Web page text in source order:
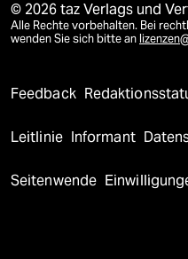
© 2026 taz Verlags und
Alle Rechte vorbehalten. Bei
wenden Sie sich bitte an
Feedback
Leitlinie Informant
Seitenwende